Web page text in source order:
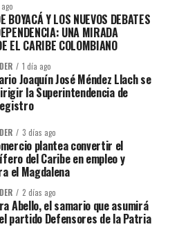
BOYACÁ Y LOS NUEVOS DEBATES
UNA MIRADA
EL CARIBE COLOMBIANO
1 día ago
Joaquín José Méndez Llach se
la Superintendencia de
3 días ago
plantea convertir el
del Caribe en empleo y
el Magdalena
2 días ago
Abello, el samario que asumirá
partido Defensores de la Patria